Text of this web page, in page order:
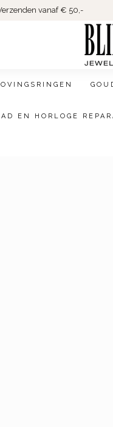
vanaf € 50,-
EN HORLOGE